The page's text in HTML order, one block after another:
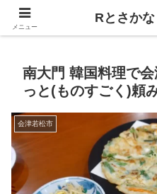
飲食、観光、イ
南大門 韓国料理で
っと(ものすごく)頼
会津若松市
メニュー
Rとさか